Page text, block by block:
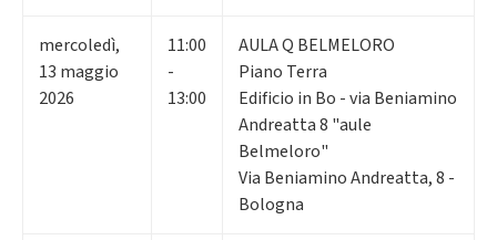
mercoledì,
13 maggio
2026
11:00
-
13:00
AULA Q BELMELORO
Piano Terra
Edificio in Bo - via Beniamino
Andreatta 8 "aule
Belmeloro"
Via Beniamino Andreatta, 8 -
Bologna